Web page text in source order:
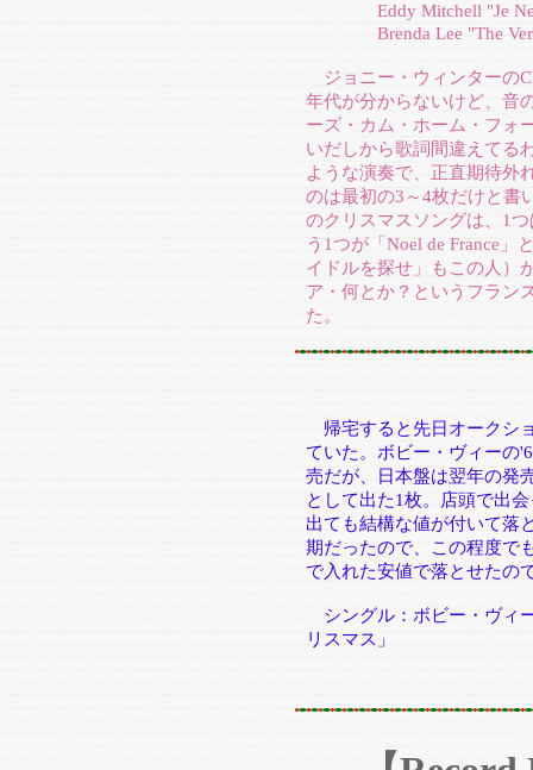
Eddy Mitchell "Je Ne
Brenda Lee "The Very
ジョニー・ウィンターの
年代が分からないけど、音
ーズ・カム・ホーム・フォ
いだしから歌詞間違えてる
ような演奏で、正直期待外
のは最初の3～4枚だけと書
のクリスマスソングは、1
う1つが「Noel de France
イドルを探せ」もこの人）
ア・何とか？というフラン
た。
帰宅すると先日オークシ
ていた。ボビー・ヴィーの
売だが、日本盤は翌年の発
として出た1枚。店頭で出
出ても結構な値が付いて落
期だったので、この程度で
で入れた安値で落とせたの
シングル：ボビー・ヴィ
リスマス」